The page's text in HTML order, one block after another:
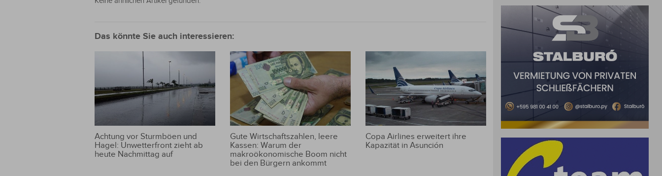
Das könnte Sie auch interessieren:
Achtung vor Sturmböen und
Hagel: Unwetterfront zieht ab
heute Nachmittag auf
Gute Wirtschaftszahlen, leere
Kassen: Warum der
makroökonomische Boom nicht
bei den Bürgern ankommt
Copa Airlines erweitert ihre
Kapazität in Asunción